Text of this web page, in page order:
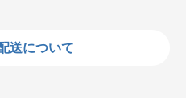
送について